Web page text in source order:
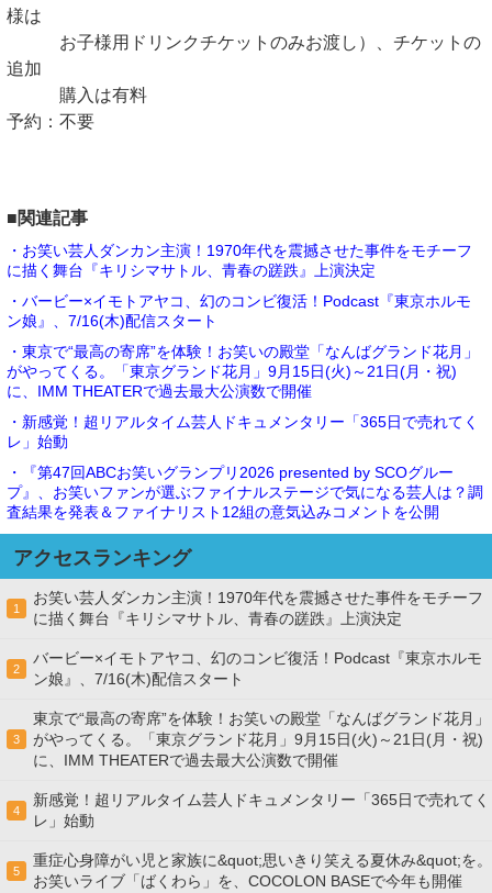
様は
お子様用ドリンクチケットのみお渡し）、チケットの
追加
購入は有料
予約：不要
■関連記事
・お笑い芸人ダンカン主演！1970年代を震撼させた事件をモチーフ
に描く舞台『キリシマサトル、青春の蹉跌』上演決定
・バービー×イモトアヤコ、幻のコンビ復活！Podcast『東京ホルモ
ン娘』、7/16(木)配信スタート
・東京で“最高の寄席”を体験！お笑いの殿堂「なんばグランド花月」
がやってくる。「東京グランド花月」9月15日(火)～21日(月・祝)
に、IMM THEATERで過去最大公演数で開催
・新感覚！超リアルタイム芸人ドキュメンタリー「365日で売れてく
レ」始動
・『第47回ABCお笑いグランプリ2026 presented by SCOグルー
プ』、お笑いファンが選ぶファイナルステージで気になる芸人は？調
査結果を発表＆ファイナリスト12組の意気込みコメントを公開
アクセスランキング
1
お笑い芸人ダンカン主演！1970年代を震撼させた事件をモチーフ
に描く舞台『キリシマサトル、青春の蹉跌』上演決定
2
バービー×イモトアヤコ、幻のコンビ復活！Podcast『東京ホルモ
ン娘』、7/16(木)配信スタート
3
東京で“最高の寄席”を体験！お笑いの殿堂「なんばグランド花月」
がやってくる。「東京グランド花月」9月15日(火)～21日(月・祝)
に、IMM THEATERで過去最大公演数で開催
4
新感覚！超リアルタイム芸人ドキュメンタリー「365日で売れてく
レ」始動
5
重症心身障がい児と家族に&quot;思いきり笑える夏休み&quot;を。
お笑いライブ「ばくわら」を、COCOLON BASEで今年も開催